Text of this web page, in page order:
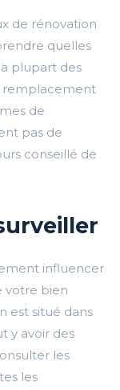
de rénovation
quelles
plupart des
remplacement
de
pas de
conseillé de
influencer
votre bien
est situé dans
y avoir des
les
les